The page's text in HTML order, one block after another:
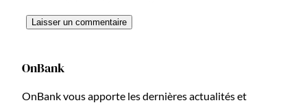
OnBank
OnBank vous apporte les dernières actualités et